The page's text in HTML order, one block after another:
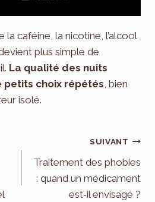
la caféine, la nicotine, l’alcool
plus simple de
La qualité des nuits
petits choix répétés , bien
isolé.
SUIVANT
Traitement des phobies
: quand un médicament
est‑il envisagé ?